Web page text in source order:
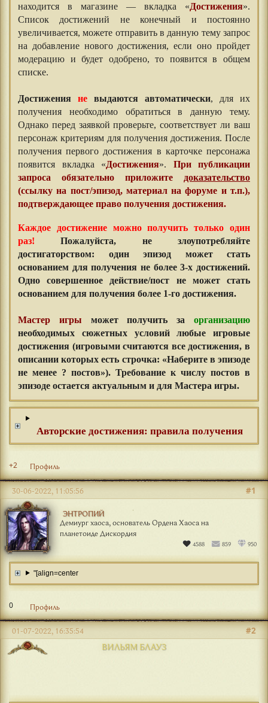
находится в магазине — вкладка «Достижения».
Список достижений не конечный и постоянно
увеличивается, можете отправить в данную тему запрос
на добавление нового достижения, если оно пройдет
модерацию и будет одобрено, то появится в общем
списке.
Достижения не выдаются автоматически, для их
получения необходимо обратиться в данную тему.
Однако перед заявкой проверьте, соответствует ли ваш
персонаж критериям для получения достижения. После
получения первого достижения в карточке персонажа
появится вкладка «Достижения». При публикации
запроса обязательно приложите доказательство
(ссылку на пост/эпизод, материал на форуме и т.п.),
подтверждающее право получения достижения.
Каждое достижение можно получить только один
раз! Пожалуйста, не злоупотребляйте
достигаторством: один эпизод может стать
основанием для получения не более 3-х достижений.
Одно совершенное действие/пост не может стать
основанием для получения более 1-го достижения.
Мастер игры может получить заорганизацию
необходимых сюжетных условий любые игровые
достижения (игровыми считаются все достижения, в
описании которых есть строчка: «Наберите в эпизоде
не менее ? постов»). Требование к числу постов в
эпизоде остается актуальным и для Мастера игры.
Авторские достижения: правила получения
+2 Профиль
ЭНТРОПИЙ
Демиург хаоса, основатель Ордена Хаоса на
планетоиде Дискордия
4588 859 950
#1
30-06-2022, 11:05:56
"[align=center
0 Профиль
ВИЛЬЯМ БЛАУЗ
#2
01-07-2022, 16:35:54